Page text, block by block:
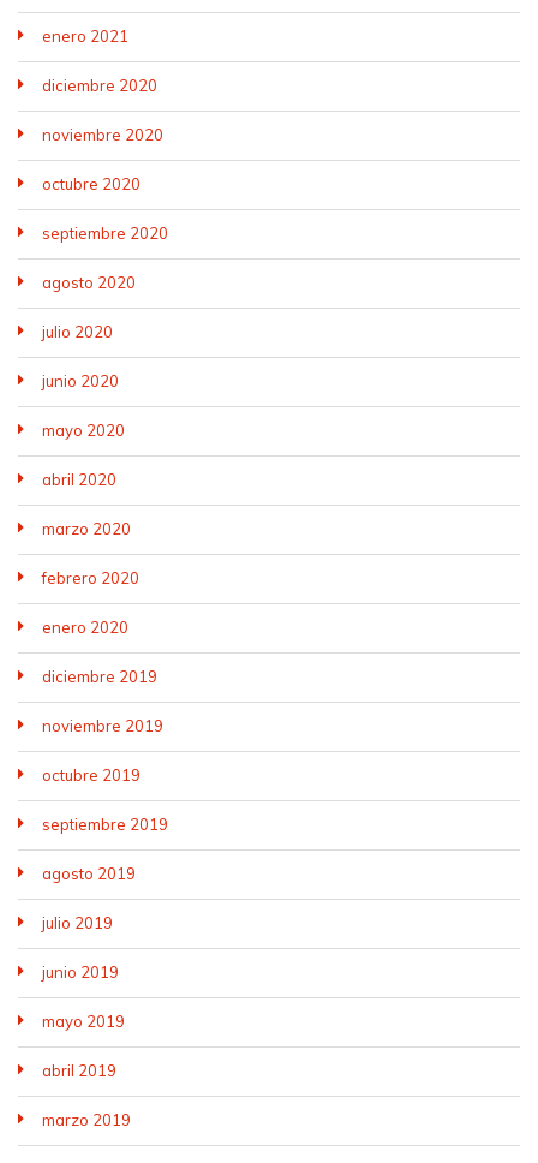
enero 2021
diciembre 2020
noviembre 2020
octubre 2020
septiembre 2020
agosto 2020
julio 2020
junio 2020
mayo 2020
abril 2020
marzo 2020
febrero 2020
enero 2020
diciembre 2019
noviembre 2019
octubre 2019
septiembre 2019
agosto 2019
julio 2019
junio 2019
mayo 2019
abril 2019
marzo 2019